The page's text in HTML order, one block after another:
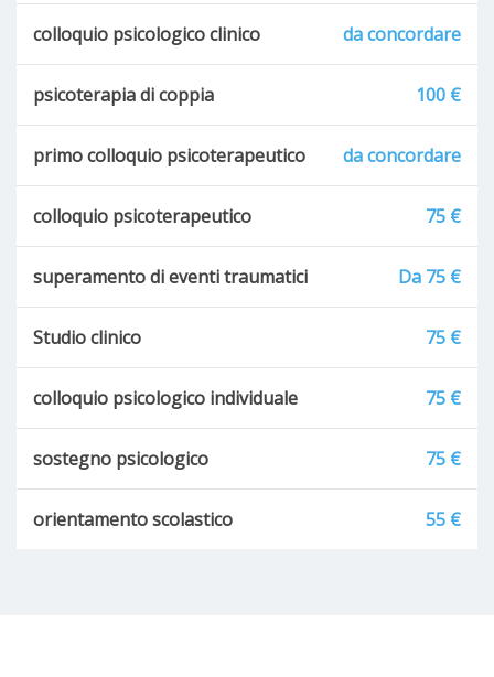
colloquio psicologico clinico da concordare
psicoterapia di coppia 100 €
primo colloquio psicoterapeutico da concordare
colloquio psicoterapeutico 75 €
superamento di eventi traumatici Da 75 €
Studio clinico 75 €
colloquio psicologico individuale 75 €
sostegno psicologico 75 €
orientamento scolastico 55 €